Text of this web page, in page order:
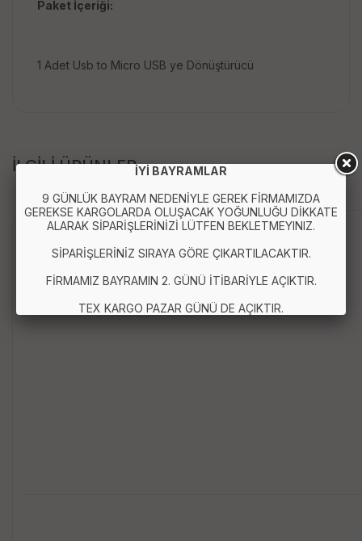
Paket İçeriği:
1 Adet Usb to Micro USB ye Dönüştürücü
İLGİLİ ÜRÜNLER
Yerli Üretim
İYİ BAYRAMLAR
9 GÜNLÜK BAYRAM NEDENİYLE GEREK FİRMAMIZDA
GEREKSE KARGOLARDA OLUŞACAK YOĞUNLUĞU DİKKATE
ALARAK SİPARİŞLERİNİZİ LÜTFEN BEKLETMEYINIZ.
SİPARİŞLERİNİZ SIRAYA GÖRE ÇIKARTILACAKTIR.
FİRMAMIZ BAYRAMIN 2. GÜNÜ İTİBARİYLE AÇIKTIR.
TEX KARGO PAZAR GÜNÜ DE AÇIKTIR.